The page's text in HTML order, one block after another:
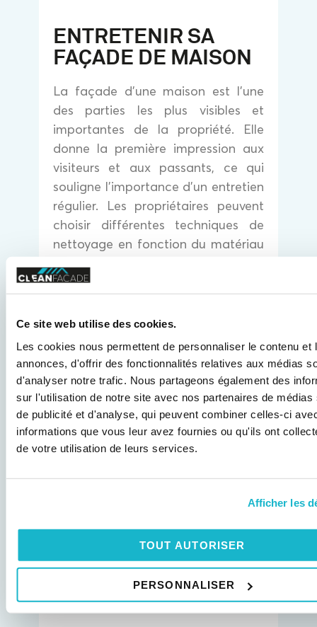
Ce site web utilise des cookies.
Les cookies nous permettent de personnaliser le contenu et
annonces, d'offrir des fonctionnalités relatives aux médias
d'analyser notre trafic. Nous partageons également des
sur l'utilisation de notre site avec nos partenaires de médias
de publicité et d'analyse, qui peuvent combiner celles-ci
informations que vous leur avez fournies ou qu'ils ont
de votre utilisation de leurs services.
Afficher les
TOUT AUTORISER
PERSONNALISER
ENTRETENIR SA
FAÇADE DE MAISON
La façade d’une maison est l’une
des parties les plus visibles et
importantes de la propriété. Elle
donne la première impression aux
visiteurs et aux passants, ce qui
souligne l’importance d’un entretien
régulier. Les propriétaires peuvent
choisir différentes techniques de
nettoyage en fonction du matériau
et des salissures à éliminer.
Il est essentiel de prendre en
nettoyage d’une façade :
Sécurité: Assurez-vous que
toutes les précautions sont
prises pour éviter tout
accident pendant le
traitement.
Environnement: Optez pour
Esthétique: Choisissez une
méthode qui préserve ou
améliore l’aspect visuel de
votre logement.